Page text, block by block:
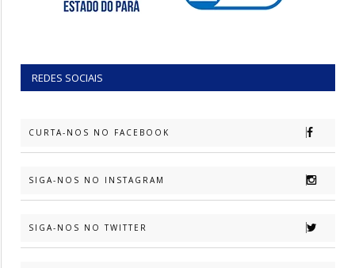
REDES SOCIAIS
CURTA-NOS NO FACEBOOK
SIGA-NOS NO INSTAGRAM
SIGA-NOS NO TWITTER